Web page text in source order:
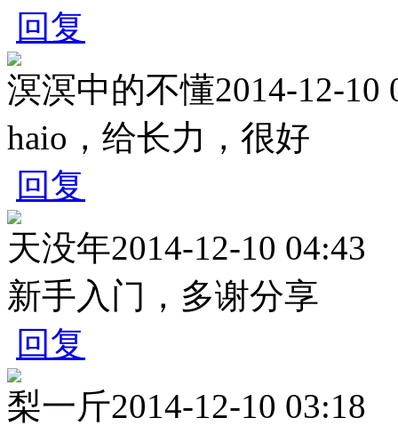
回复
溟溟中的不懂2014-12-10
haio，给长力，很好
回复
天没年2014-12-10 04:43
新手入门，多谢分享
回复
梨一斤2014-12-10 03:18